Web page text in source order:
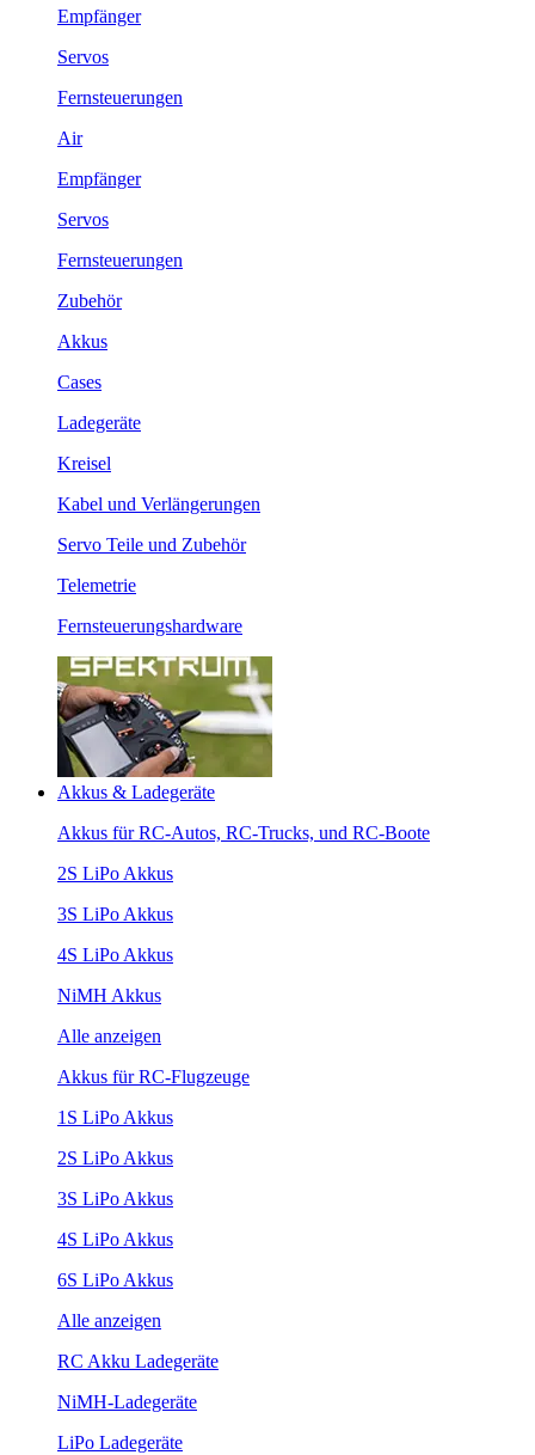
Empfänger
Servos
Fernsteuerungen
Air
Empfänger
Servos
Fernsteuerungen
Zubehör
Akkus
Cases
Ladegeräte
Kreisel
Kabel und Verlängerungen
Servo Teile und Zubehör
Telemetrie
Fernsteuerungshardware
Akkus & Ladegeräte
Akkus für RC-Autos, RC-Trucks, und RC-Boote
2S LiPo Akkus
3S LiPo Akkus
4S LiPo Akkus
NiMH Akkus
Alle anzeigen
Akkus für RC-Flugzeuge
1S LiPo Akkus
2S LiPo Akkus
3S LiPo Akkus
4S LiPo Akkus
6S LiPo Akkus
Alle anzeigen
RC Akku Ladegeräte
NiMH-Ladegeräte
LiPo Ladegeräte